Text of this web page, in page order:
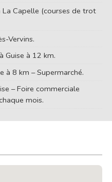
Capelle (courses de trot
Vervins.
Guise à 12 km.
à 8 km – Supermarché.
– Foire commerciale
mois.